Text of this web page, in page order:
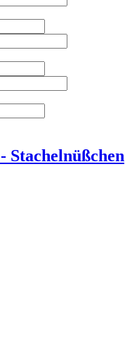
Stachelnüßchen